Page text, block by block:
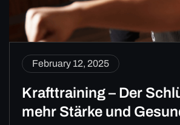
February 12, 2025
Krafttraining – Der
mehr Stärke und